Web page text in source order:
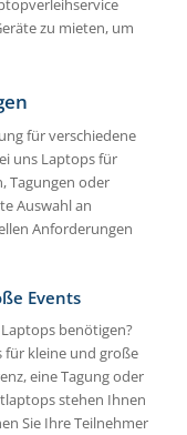
zu mieten, um
für verschiedene
uns Laptops für
Tagungen oder
Auswahl an
Anforderungen
Events
benötigen?
kleine und große
eine Tagung oder
stehen Ihnen
Sie Ihre Teilnehmer